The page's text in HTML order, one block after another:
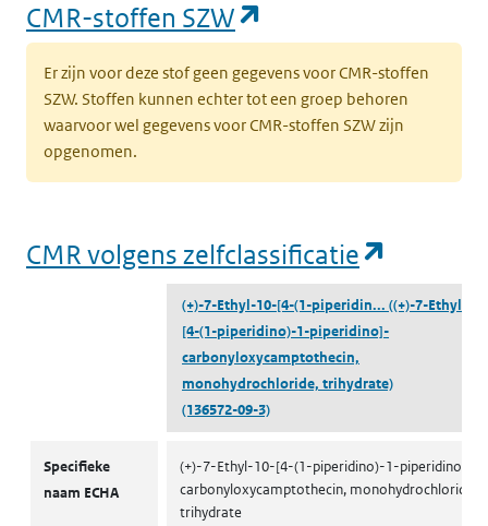
CMR-stoffen SZW
Er zijn voor deze stof geen gegevens voor CMR-stoffen
SZW. Stoffen kunnen echter tot een groep behoren
waarvoor wel gegevens voor CMR-stoffen SZW zijn
opgenomen.
CMR volgens zelfclassificatie
(+)-7-Ethyl-10-[4-(1-piperidin... ((+)-7-Ethyl-10-
[4-(1-piperidino)-1-piperidino]-
carbonyloxycamptothecin,
monohydrochloride, trihydrate)
(136572-09-3)
Specifieke
naam ECHA
(+)-7-Ethyl-10-[4-(1-piperidino)-1-piperidino]-
carbonyloxycamptothecin, monohydrochloride,
trihydrate